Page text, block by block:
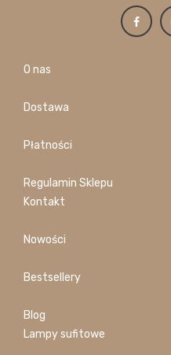
O nas
Dostawa
Płatności
Regulamin Sklepu
Kontakt
Nowości
Bestsellery
Blog
Lampy sufitowe